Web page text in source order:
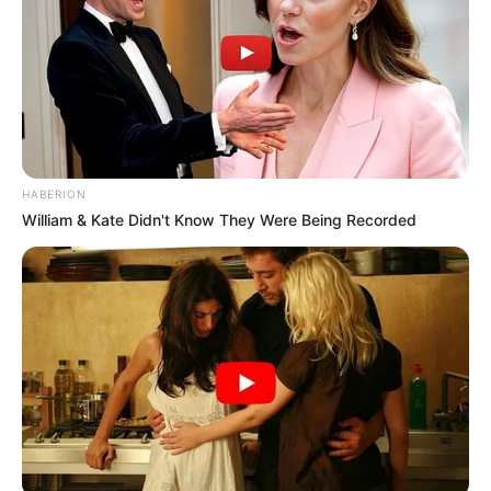
BANCO DE LA REPÚBLICA
MANTÉNGASE EN ALERTA
Tenemos todas las noticias que le
interesan. Para estar bien informado, por
ACTIVAR AHORA
TEMAS DESTACADOS
RECIBO DEL AGUA
LOCALIDAD DE USAQUÉN
CUNDINAMARCA
DESAPARECIDOS
CORTES DE LUZ
LOCALIDAD DE ENGATIVÁ
HABERION
William & Kate Didn't Know They Were Being Recorded